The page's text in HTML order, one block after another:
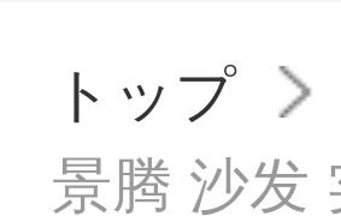
トップ
景腾 沙发